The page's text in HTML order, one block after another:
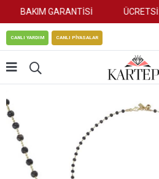
BAKIM GARANTİSİ
CANLI YARDIM CANLI PİYASALAR